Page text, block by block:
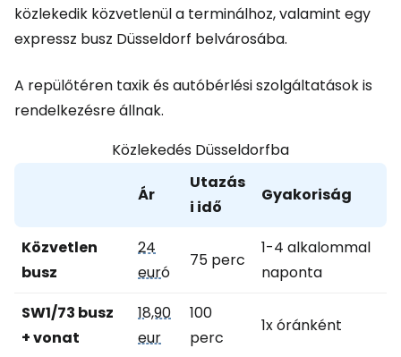
közlekedik közvetlenül a terminálhoz, valamint egy
expressz busz Düsseldorf belvárosába.
A repülőtéren taxik és autóbérlési szolgáltatások is
rendelkezésre állnak.
Közlekedés Düsseldorfba
Ár
Utazás
i idő
Gyakoriság
Közvetlen
busz
24
euró
75 perc
1-4 alkalommal
naponta
SW1/73 busz
+ vonat
18,90
eur
100
perc
1x óránként